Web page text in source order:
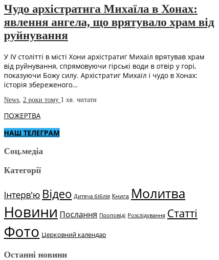
Чудо архістратига Михаїла в Хонах:
явлення ангела, що врятувало храм від
руйнування
У IV столітті в місті Хони архістратиг Михаїл врятував храм
від руйнування, спрямовуючи гірські води в отвір у горі,
показуючи Божу силу. Архістратиг Михаїл і чудо в Хонах:
історія збереженого…
News 2 роки тому 1 хв. читати
ПОЖЕРТВА
НАШ ТЕЛЕГРАМ
Соц.медіа
Категорії
Інтерв'ю Відео Дитяча біблія Книга Молитва
Новини Послання Проповіді Розслідування Статті
Фото Церковний календар
Останні новини